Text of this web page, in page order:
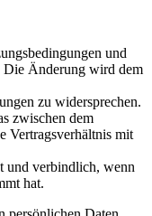
und
Die Änderung wird dem
zu widersprechen.
zwischen dem
Vertragsverhältnis mit
und verbindlich, wenn
hat.